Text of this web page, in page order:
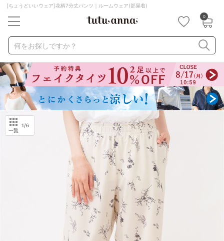
[ちょうどいいウェア]花柄7分丈パンツ｜ルームウェア(部屋着)
0
何をお探しですか？
ナイトブラ ノンワイヤー 特盛ブラ
チューブトップ
折り畳み
パジャマ ストッキング
キャミソール
ルームウェア
育乳ブラ アームカバー
下着
ライフスタイル
キッズ
一覧
1/6